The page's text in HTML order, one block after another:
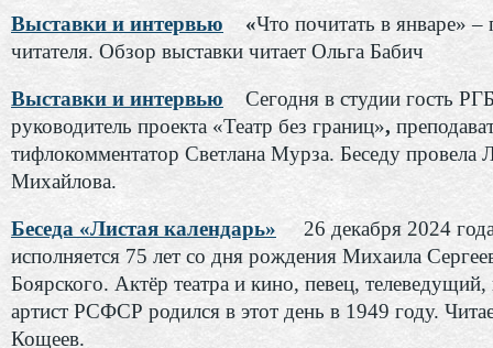
Выставки и интервью «Что почитать в январе» –
читателя. Обзор выставки читает Ольга Бабич
Выставки и интервью
Сегодня в студии гость
руководитель проекта «Театр без границ»,
тифлокомментатор Светлана Мурза. Беседу провела
Михайлова.
Беседа «Листая календарь»
26 декабря 2024
исполняется 75 лет со дня рождения Михаила
Боярского. Актёр театра и кино, певец,
артист РСФСР родился в этот день в 1949 году.
Кощеев.